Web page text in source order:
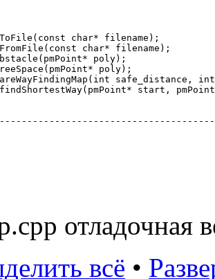
char* filename);
char* filename);
poly);
poly);
safe_distance,
start,
отладочная
всё •